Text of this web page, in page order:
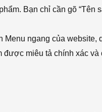
Bạn chỉ cần gõ
Menu ngang của
được miêu tả chính xác